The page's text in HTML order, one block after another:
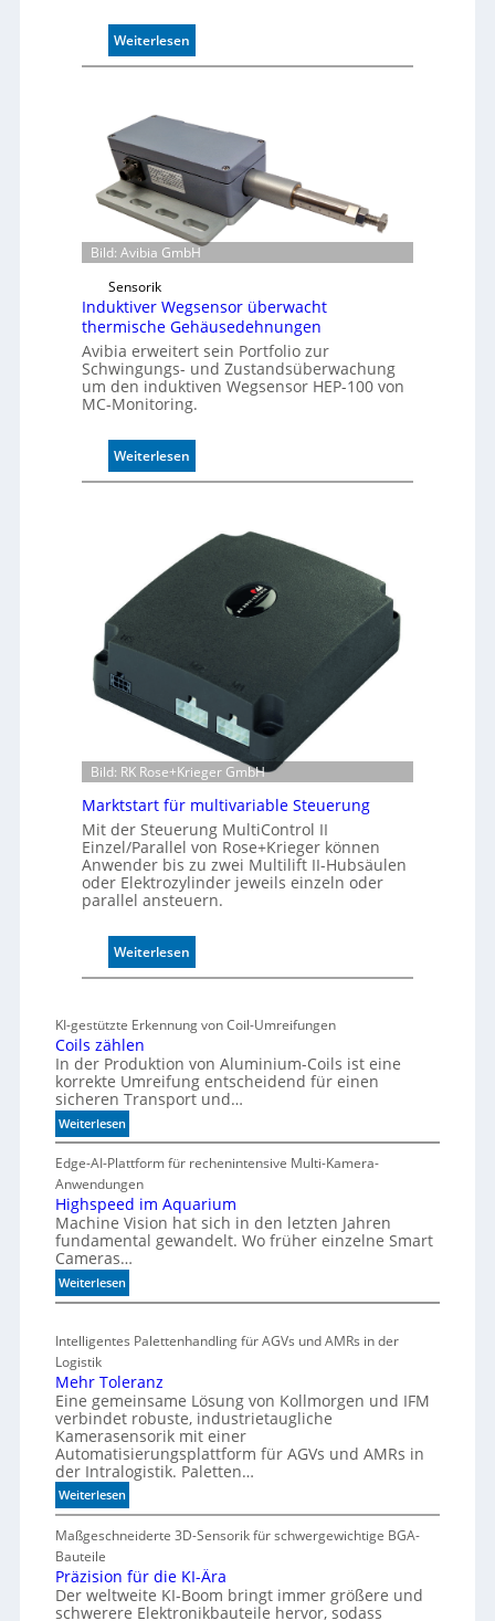
Weiterlesen:
P
f
r
o
d
u
m
i
t
2
0
u
n
d
4
Bild: Avibia GmbH
Sensorik
Induktiver Wegsensor überwacht
thermische Gehäusedehnungen
Avibia erweitert sein Portfolio zur
Schwingungs- und Zustandsüberwachung
um den induktiven Wegsensor HEP-100 von
MC-Monitoring.
Weiterlesen:
I
k
e
g
e
s
o
r
ü
b
r
w
a
h
t
h
e
m
i
c
h
e
ä
e
d
e
h
n
g
e
n
Bild: RK Rose+Krieger GmbH
Marktstart für multivariable Steuerung
Mit der Steuerung MultiControl II
Einzel/Parallel von Rose+Krieger können
Anwender bis zu zwei Multilift II-Hubsäulen
oder Elektrozylinder jeweils einzeln oder
parallel ansteuern.
Weiterlesen:
M
k
s
t
r
t
ü
r
m
t
v
r
a
b
l
S
t
u
e
KI-gestützte Erkennung von Coil-Umreifungen
Coils zählen
In der Produktion von Aluminium-Coils ist eine
korrekte Umreifung entscheidend für einen
sicheren Transport und…
Weiterlesen:
C
o
i
l
s
z
ä
h
l
n
Edge-AI-Plattform für rechenintensive Multi-Kamera-
Anwendungen
Highspeed im Aquarium
Machine Vision hat sich in den letzten Jahren
fundamental gewandelt. Wo früher einzelne Smart
Cameras…
Weiterlesen:
H
g
s
p
e
e
d
i
m
A
q
a
r
Intelligentes Palettenhandling für AGVs und AMRs in der
Logistik
Mehr Toleranz
Eine gemeinsame Lösung von Kollmorgen und IFM
verbindet robuste, industrietaugliche
Kamerasensorik mit einer
Automatisierungsplattform für AGVs und AMRs in
der Intralogistik. Paletten…
Weiterlesen:
M
e
r
T
o
Maßgeschneiderte 3D-Sensorik für schwergewichtige BGA-
Bauteile
Präzision für die KI-Ära
Der weltweite KI-Boom bringt immer größere und
schwerere Elektronikbauteile hervor, sodass